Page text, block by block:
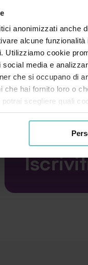
anonimizzati anche
alcune
Utilizziamo cookie
media e
che si occupano di
che hai fornito loro o
potrai scegliere quali
del sito.
a consultare le